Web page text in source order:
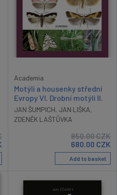
Academia
Motýli a housenky střední
Evropy VI. Drobní motýli II.
JAN ŠUMPICH, JAN LIŠKA,
ZDENĚK LAŠTŮVKA
850.00CZK
680.00 CZK
Add to basket